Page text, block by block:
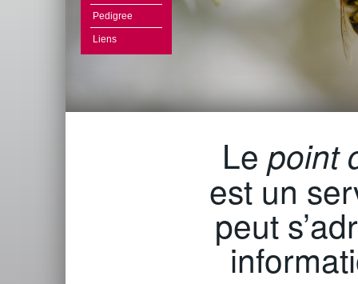
Pedigree
Liens
Le point
est un
peut